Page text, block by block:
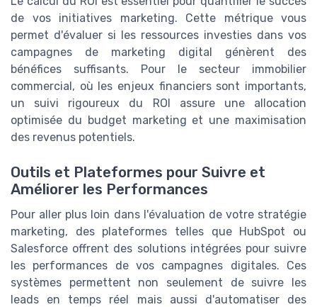
de vos initiatives marketing. Cette métrique vous
permet d'évaluer si les ressources investies dans vos
campagnes de marketing digital génèrent des
bénéfices suffisants. Pour le secteur immobilier
commercial, où les enjeux financiers sont importants,
un suivi rigoureux du ROI assure une allocation
optimisée du budget marketing et une maximisation
des revenus potentiels.
Outils et Plateformes pour Suivre et
Améliorer les Performances
Pour aller plus loin dans l'évaluation de votre stratégie
marketing, des plateformes telles que HubSpot ou
Salesforce offrent des solutions intégrées pour suivre
les performances de vos campagnes digitales. Ces
systèmes permettent non seulement de suivre les
leads en temps réel mais aussi d'automatiser des